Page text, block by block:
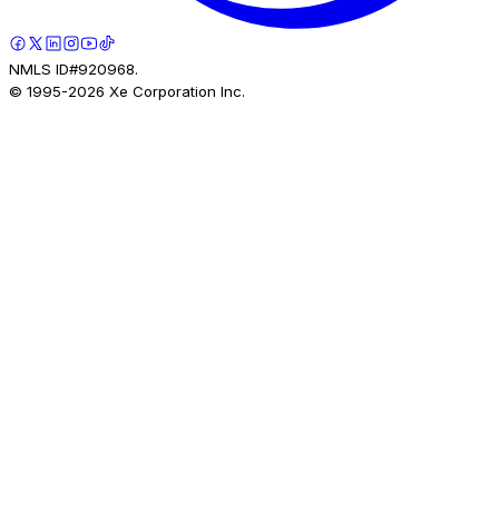
NMLS ID#920968.
© 1995-2026 Xe Corporation Inc.